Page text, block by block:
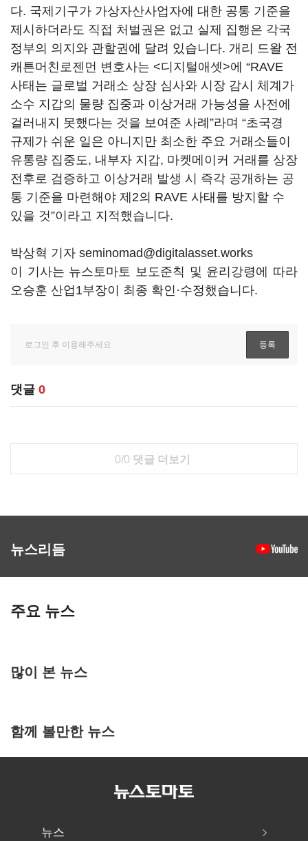
다. 국제기구가 가상자산사업자에 대한 공통 기준을
제시하더라도 직접 처벌권은 없고 실제 집행은 각국
정부의 의지와 관할권에 달려 있습니다. 개리 드왈 전
캐튼머친로젠먼 변호사는 <디지털애셋>에 “RAVE
사태는 글로벌 거래소 상장 심사와 시장 감시 체계가
소수 지갑의 물량 집중과 이상거래 가능성을 사전에
걸러내지 못했다는 것을 보여준 사례”라며 “초국경
규제가 쉬운 일은 아니지만 최소한 주요 거래소들이
유통량 집중도, 내부자 지갑, 마켓메이커 거래를 상장
전후로 검증하고 이상거래 발생 시 즉각 공개하는 공
통 기준을 마련해야 제2의 RAVE 사태를 방지할 수
있을 것”이라고 지적했습니다.
박상혁 기자 seminomad@digitalasset.works
이 기사는 뉴스토마토 보도준칙 및 윤리강령에 따라
오승훈 산업1부장이 최종 확인·수정했습니다.
댓글 0
0/0 댓글 더보기
뉴스리듬
주요 뉴스
많이 본 뉴스
함께 볼만한 뉴스
뉴스